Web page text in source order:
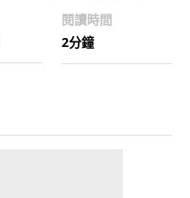
閱讀時間
2分鐘